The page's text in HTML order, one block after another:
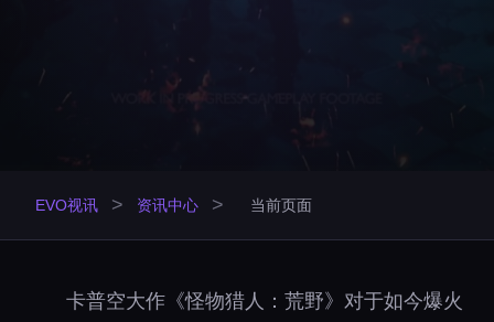
EVO视讯 > 资讯中心 > 当前页面
卡普空大作《怪物猎人：荒野》对于如今爆火